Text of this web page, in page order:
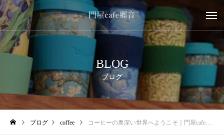
BLOG
ブログ
ブログ coffee コーヒーの奥深い世界へようこそ｜門屋cafe郷音のこだわり